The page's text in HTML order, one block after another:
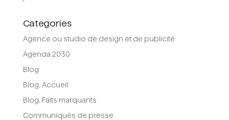
Categories
Agence ou studio de design et de publicité
Agenda 2030
Blog
Blog, Accueil
Blog, Faits marquants
Communiqués de presse